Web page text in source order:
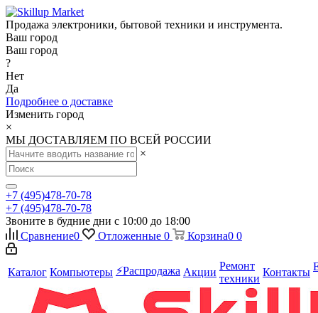
Продажа электроники, бытовой техники и инструмента.
Ваш город
Ваш город
?
Нет
Да
Подробнее о доставке
Изменить город
×
МЫ ДОСТАВЛЯЕМ ПО ВСЕЙ РОССИИ
×
+7 (495)478-70-78
+7 (495)478-70-78
Звоните в будние дни с 10:00 до 18:00
Сравнение0 Отложенные 0 Корзина0 0
Каталог Компьютеры ⚡️Распродажа Акции
Ремонт
техники
Контакты